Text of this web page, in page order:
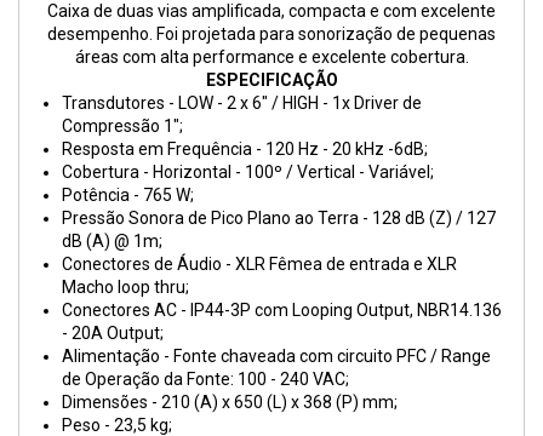
Caixa de duas vias amplificada, compacta e com excelente
desempenho. Foi projetada para sonorização de pequenas
áreas com alta performance e excelente cobertura.
ESPECIFICAÇÃO
Transdutores - LOW - 2 x 6" / HIGH - 1x Driver de
Compressão 1";
Resposta em Frequência - 120 Hz - 20 kHz -6dB;
Cobertura - Horizontal - 100º / Vertical - Variável;
Potência - 765 W;
Pressão Sonora de Pico Plano ao Terra - 128 dB (Z) / 127
dB (A) @ 1m;
Conectores de Áudio - XLR Fêmea de entrada e XLR
Macho loop thru;
Conectores AC - IP44-3P com Looping Output, NBR14.136
- 20A Output;
Alimentação - Fonte chaveada com circuito PFC / Range
de Operação da Fonte: 100 - 240 VAC;
Dimensões - 210 (A) x 650 (L) x 368 (P) mm;
Peso - 23,5 kg;